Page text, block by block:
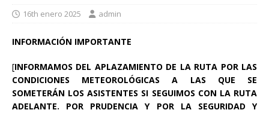
16th enero 2025 admin
INFORMACIÓN IMPORTANTE
[INFORMAMOS DEL APLAZAMIENTO DE LA RUTA POR LAS
CONDICIONES METEOROLÓGICAS A LAS QUE SE
SOMETERÁN LOS ASISTENTES SI SEGUIMOS CON LA RUTA
ADELANTE. POR PRUDENCIA Y POR LA SEGURIDAD Y